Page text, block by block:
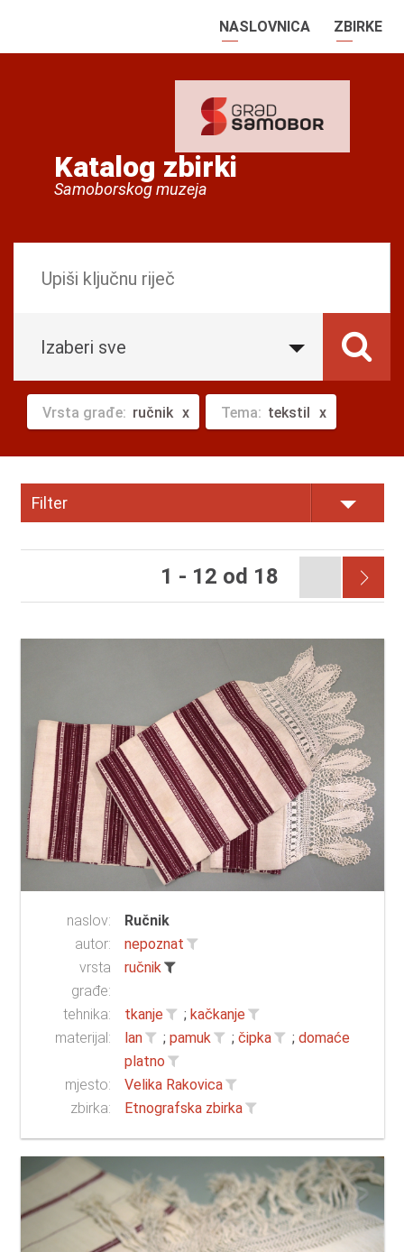
NASLOVNICA ZBIRKE
Katalog zbirki
Samoborskog muzeja
Izaberi sve
Vrsta građe: ručnik Tema: tekstil
Filter
1 - 12 od 18
naslov:
Ručnik
autor:
nepoznat
vrsta
građe:
ručnik
tehnika: tkanje ; kačkanje
materijal:
lan ; pamuk ; čipka ; domaće
platno
mjesto:
Velika Rakovica
zbirka:
Etnografska zbirka